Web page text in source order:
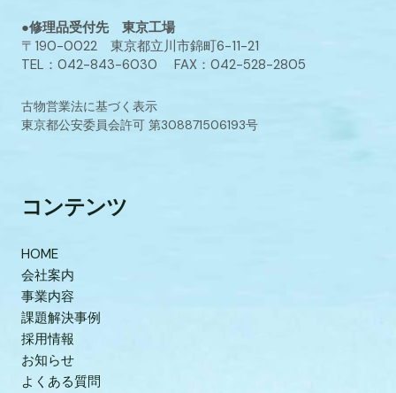
●修理品受付先 東京工場
〒190-0022 東京都立川市錦町6-11-21
TEL：042-843-6030 FAX：042-528-2805
古物営業法に基づく表示
東京都公安委員会許可 第308871506193号
コンテンツ
HOME
会社案内
事業内容
課題解決事例
採用情報
お知らせ
よくある質問